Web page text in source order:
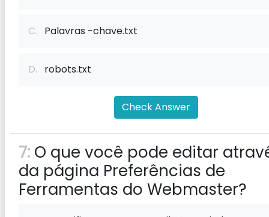
C. Palavras -chave.txt
D. robots.txt
Check Answer
7: O que você pode editar
da página Preferências de
Ferramentas do Webmaster?